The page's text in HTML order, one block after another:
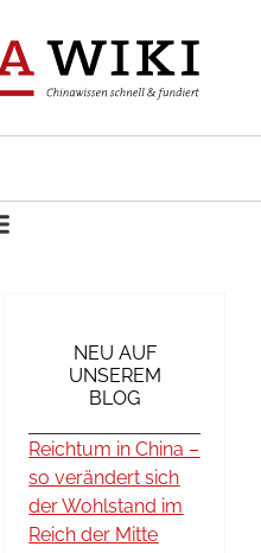
NEU AUF
UNSEREM
BLOG
Reichtum in China –
so verändert sich
der Wohlstand im
Reich der Mitte